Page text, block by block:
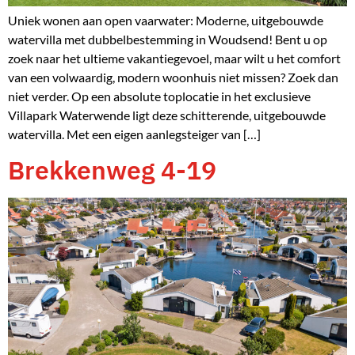
Uniek wonen aan open vaarwater: Moderne, uitgebouwde
watervilla met dubbelbestemming in Woudsend! Bent u op
zoek naar het ultieme vakantiegevoel, maar wilt u het comfort
van een volwaardig, modern woonhuis niet missen? Zoek dan
niet verder. Op een absolute toplocatie in het exclusieve
Villapark Waterwende ligt deze schitterende, uitgebouwde
watervilla. Met een eigen aanlegsteiger van […]
Brekkenweg 4-19